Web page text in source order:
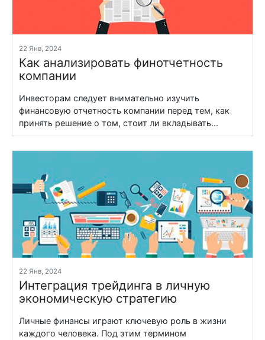
22 Янв, 2024
Как анализировать финотчетность
компании
Инвесторам следует внимательно изучить
финансовую отчетность компании перед тем, как
принять решение о том, стоит ли вкладывать...
22 Янв, 2024
Интеграция трейдинга в личную
экономическую стратегию
Личные финансы играют ключевую роль в жизни
каждого человека. Под этим термином